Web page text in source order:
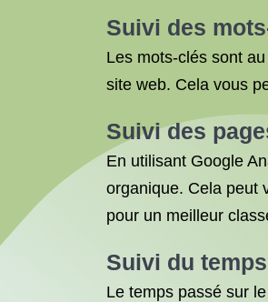
Suivi des
Les mots-clés sont
site web. Cela vous
Suivi des
En utilisant Google
organique. Cela peut
pour un meilleur
Suivi du
Le temps passé sur